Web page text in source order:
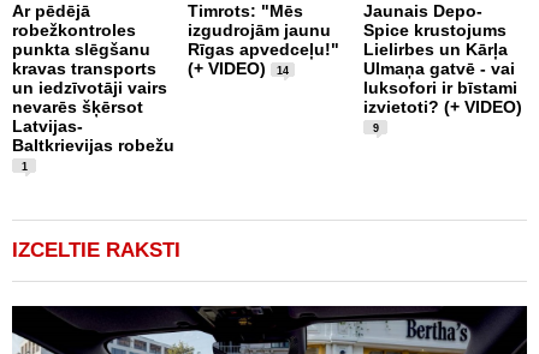
Ar pēdējā
robežkontroles
punkta slēgšanu
kravas transports
un iedzīvotāji vairs
nevarēs šķērsot
Latvijas-
Baltkrievijas robežu
1
Timrots: "Mēs
izgudrojām jaunu
Rīgas apvedceļu!"
(+ VIDEO)
14
Jaunais Depo-
Spice krustojums
Lielirbes un Kārļa
Ulmaņa gatvē - vai
luksofori ir bīstami
izvietoti? (+ VIDEO)
9
IZCELTIE RAKSTI